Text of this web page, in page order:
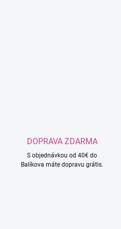
DOPRAVA ZDARMA
S objednávkou od 40€ do
Balíkova máte dopravu grátis.